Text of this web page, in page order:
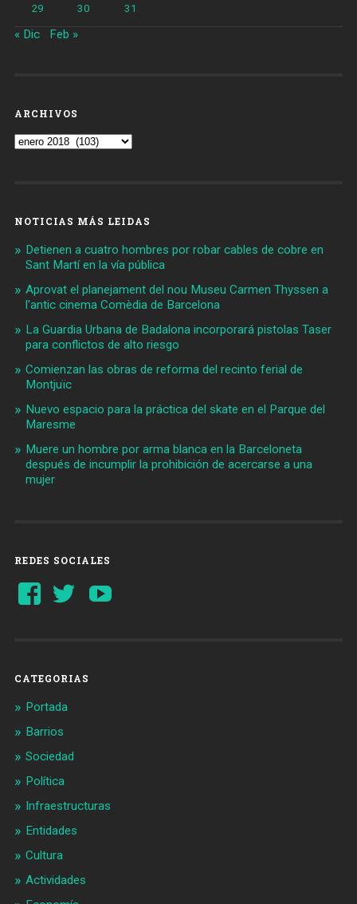
29 30 31
« Dic Feb »
ARCHIVOS
Archivos
NOTICIAS MÁS LEIDAS
Detienen a cuatro hombres por robar cables de cobre en
Sant Martí en la vía pública
Aprovat el planejament del nou Museu Carmen Thyssen a
l'antic cinema Comèdia de Barcelona
La Guardia Urbana de Badalona incorporará pistolas Taser
para conflictos de alto riesgo
Comienzan las obras de reforma del recinto ferial de
Montjuïc
Nuevo espacio para la práctica del skate en el Parque del
Maresme
Muere un hombre por arma blanca en la Barceloneta
después de incumplir la prohibición de acercarse a una
mujer
REDES SOCIALES
Ver
perfil
Ver
perfil
CATEGORIAS
Portada
Barrios
Sociedad
Política
Infraestructuras
Entidades
Cultura
Actividades